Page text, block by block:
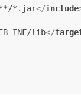
*.jar</include
INF/lib</